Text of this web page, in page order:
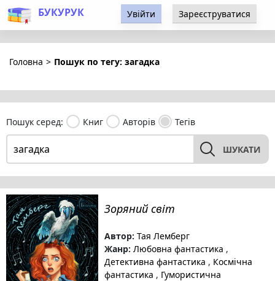
БУКУРУК Увійти Зареєструватися
Головна > Пошук по тегу: загадка
Пошук серед: Книг Авторів Тегів
ШУКАТИ
Зоряний світ
Автор: Тая Лемберг
Жанр: Любовна фантастика ,
Детективна фантастика , Космічна
фантастика , Гумористична